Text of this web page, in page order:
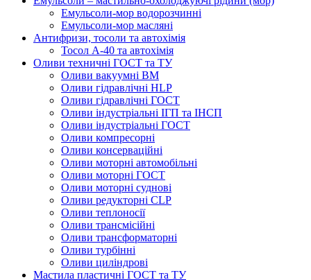
Емульсоли-мор водорозчинні
Емульсоли-мор масляні
Антифризи, тосоли та автохімія
Тосол А-40 та автохімія
Оливи техничні ГОСТ та ТУ
Оливи вакуумні ВМ
Оливи гідравлічні HLP
Оливи гідравлічні ГОСТ
Оливи індустріальні ІГП та ІНСП
Оливи індустріальні ГОСТ
Оливи компресорні
Оливи консерваційні
Оливи моторні автомобільні
Оливи моторні ГОСТ
Оливи моторні суднові
Оливи редукторні CLP
Оливи теплоносії
Оливи трансмісійні
Оливи трансформаторні
Оливи турбінні
Оливи циліндрові
Мастила пластичні ГОСТ та ТУ